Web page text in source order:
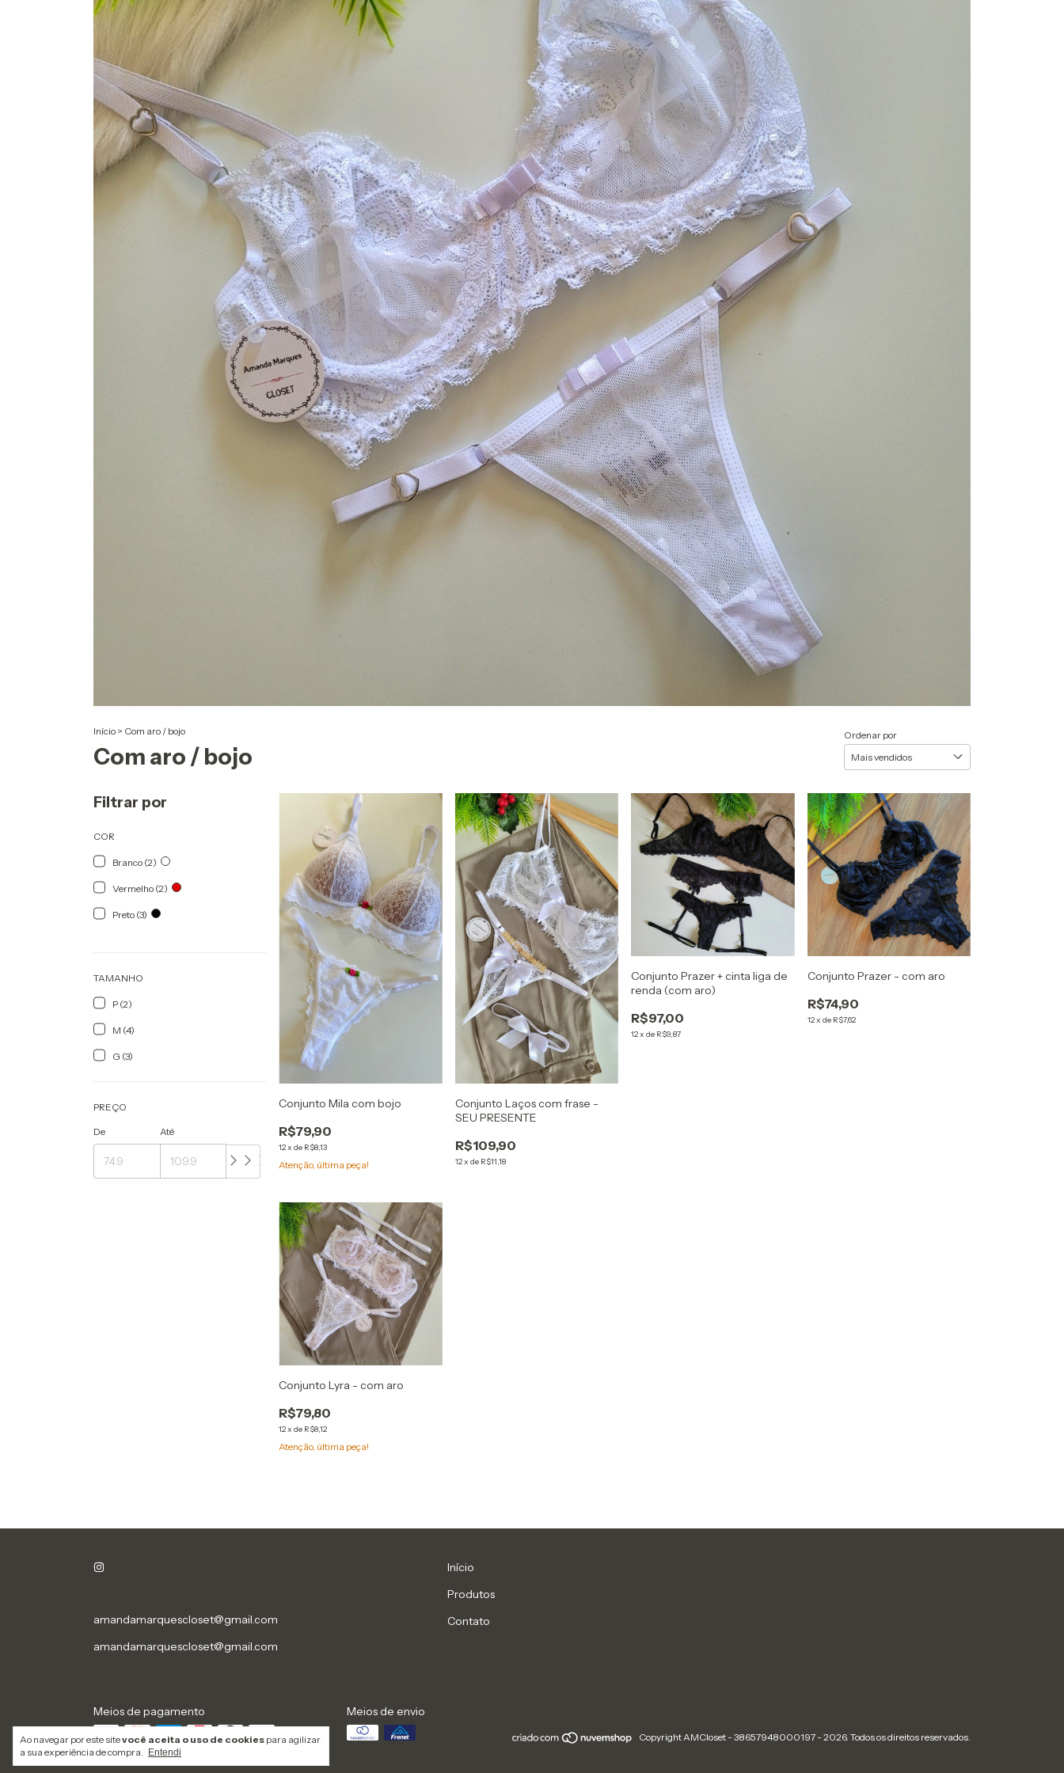
Ao navegar por este sitevocê aceita o uso de cookies para agilizar
a sua experiência de compra.
Entendi
Início > Com aro / bojo
Com aro / bojo
Ordenar por
Filtrar por
COR
Branco (2)
Vermelho (2)
Preto (3)
TAMANHO
P (2)
M (4)
G (3)
PREÇO
De Até
Conjunto Mila com bojo
R$79,90
12xde R$8,13
Atenção, última peça!
Conjunto Laços com frase -
SEU PRESENTE
R$109,90
12x de R$11,18
Conjunto Prazer + cinta liga de
renda (com aro)
R$97,00
12xde R$9,87
Conjunto Prazer - com aro
R$74,90
12x de R$7,62
Conjunto Lyra - com aro
R$79,80
12xde R$8,12
Atenção, última peça!
amandamarquescloset@gmail.com
amandamarquescloset@gmail.com
Início
Produtos
Contato
Meios de pagamento Meios de envio
Copyright AMCloset - 38657948000197 - 2026. Todos os direitos reservados.